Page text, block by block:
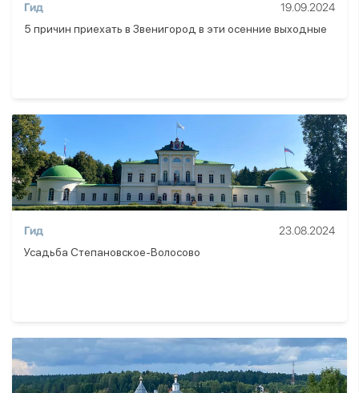
Гид
19.09.2024
5 причин приехать в Звенигород в эти осенние выходные
Гид
23.08.2024
Усадьба Степановское-Волосово